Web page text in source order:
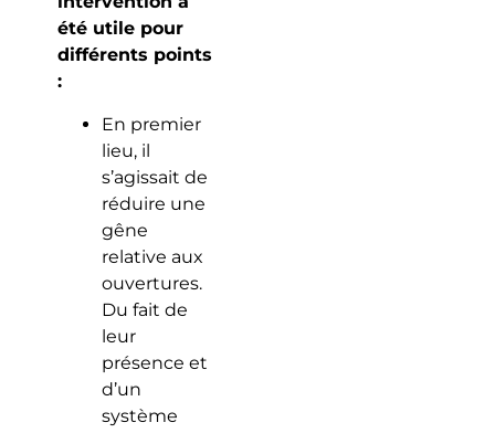
été utile pour
différents points
:
En premier
lieu, il
s’agissait de
réduire une
gêne
relative aux
ouvertures.
Du fait de
leur
présence et
d’un
système